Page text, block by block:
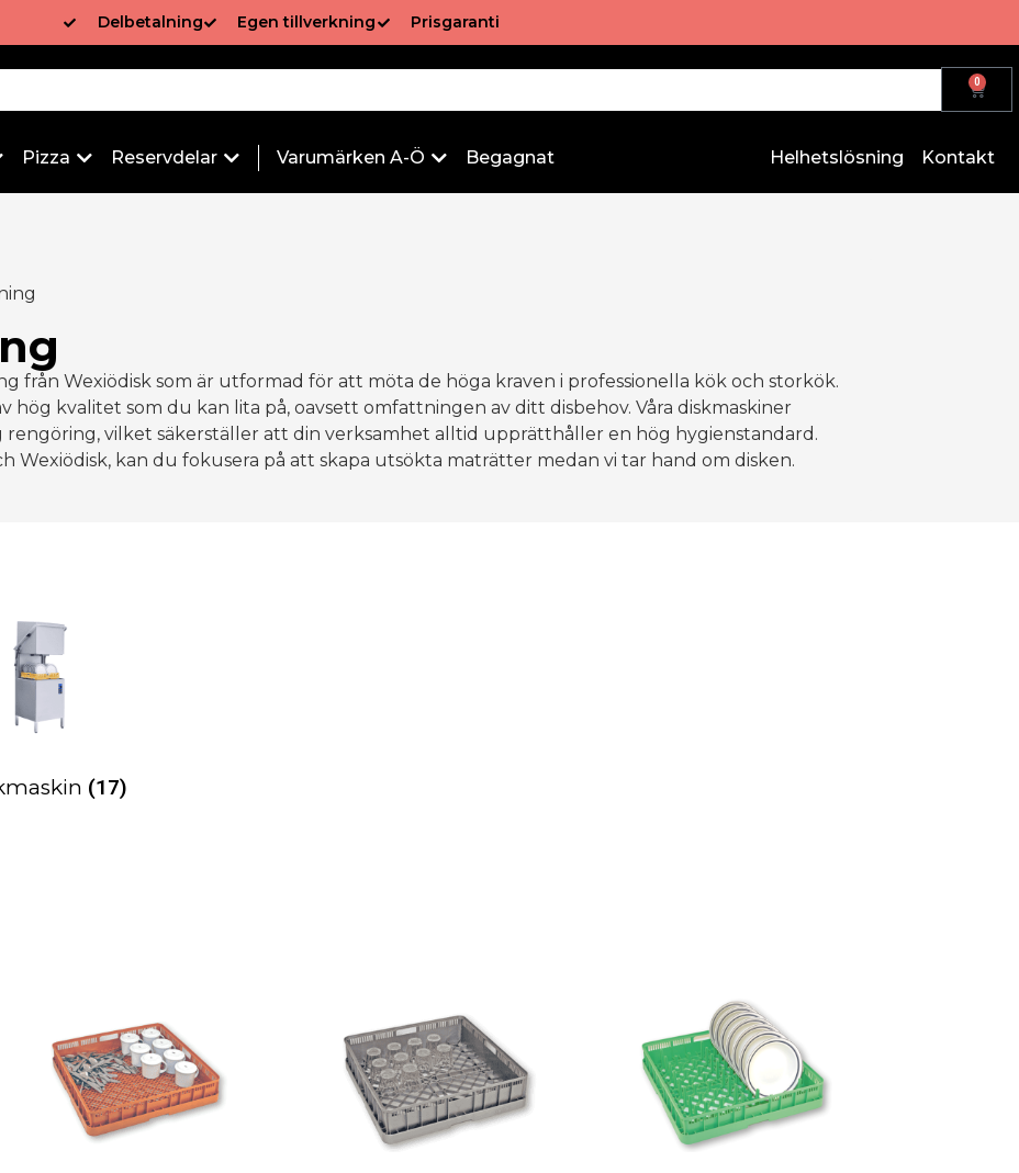
Delbetalning Egen tillverkning Prisgaranti
0
Pizza Reservdelar Varumärken A-Ö Begagnat Helhetslösning Kontakt
från Wexiödisk som är utformad för att möta de höga kraven i professionella kök och storkök.
hög kvalitet som du kan lita på, oavsett omfattningen av ditt disbehov. Våra diskmaskiner
vilket säkerställer att din verksamhet alltid upprätthåller en hög hygienstandard.
Wexiödisk, kan du fokusera på att skapa utsökta maträtter medan vi tar hand om disken.
(17)